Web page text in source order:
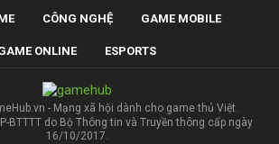
CÔNG NGHỆ GAME MOBILE
ONLINE ESPORTS
- Mạng xã hội dành cho game thủ Việt.
BTTTT do Bộ Thông tin và Truyền thông cấp ngày
16/10/2017.